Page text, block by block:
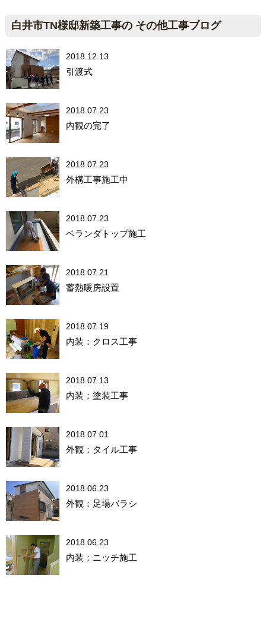
白井市TN様邸新築工事の その他工事ブログ
2018.12.13
引渡式
2018.07.23
内観の完了
2018.07.23
外構工事施工中
2018.07.23
ベランダトップ施工
2018.07.21
蓄熱暖房設置
2018.07.19
内装：クロス工事
2018.07.13
内装：塗装工事
2018.07.01
外観：タイル工事
2018.06.23
外観：足場バラシ
2018.06.23
内装：ニッチ施工